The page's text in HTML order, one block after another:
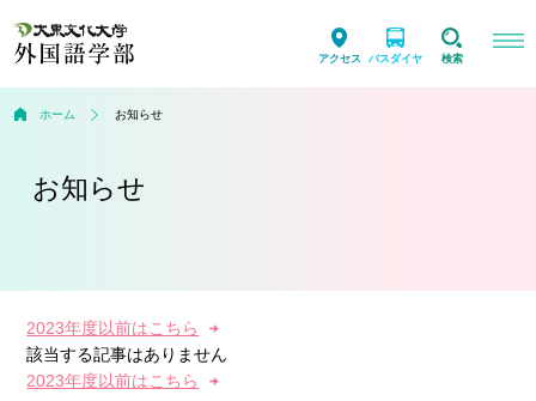
アクセス バスダイヤ 検索
ホーム お知らせ
お知らせ
2023年度以前はこちら
該当する記事はありません
2023年度以前はこちら